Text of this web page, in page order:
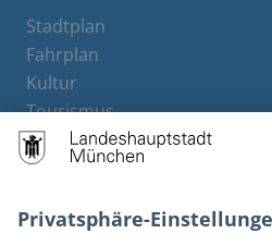
Stadtplan
Fahrplan
Kultur
Tourismus
M-Strom
Bürgerservice